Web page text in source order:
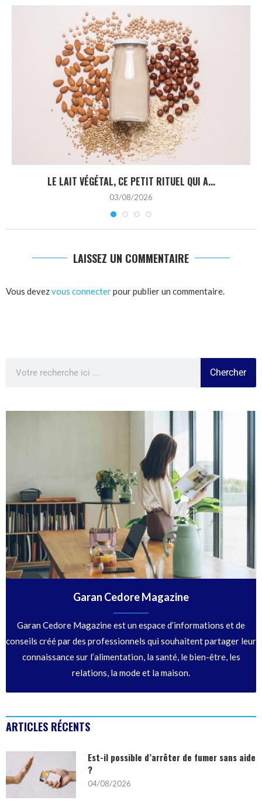
LE LAIT VÉGÉTAL, CE PETIT RITUEL QUI A...
03/08/2026
LAISSEZ UN COMMENTAIRE
Vous devezvous connecterpour publier un commentaire.
Chercher
Garan Cedore Magazine
Garan Cedore Magazine est un espace d’informations et de
conseils créé par des professionnels qui souhaitent partager leur
connaissance sur l’alimentation, la santé, le bien-être, les
relations, la mode et la maison.
ARTICLES RÉCENTS
Est-il possible d’arrêter de fumer sans aide
?
04/08/2026